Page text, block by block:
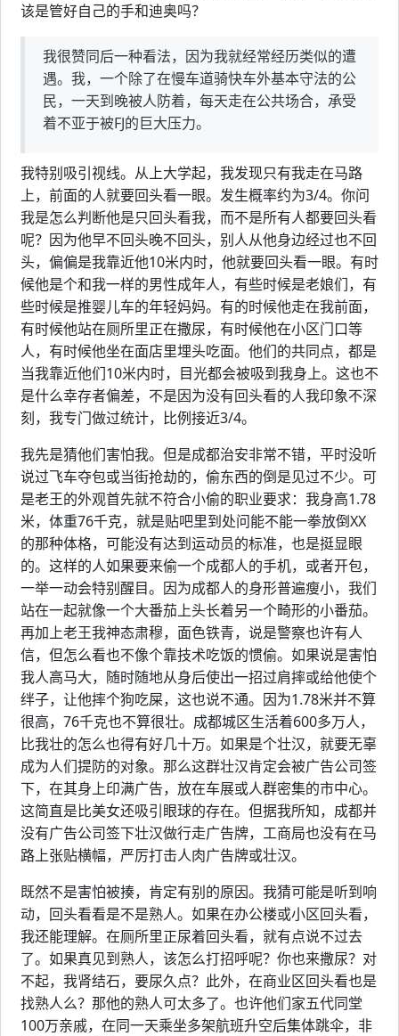
该是管好自己的手和迪奥吗？
我很赞同后一种看法，因为我就经常经历类似的遭
遇。我，一个除了在慢车道骑快车外基本守法的公
民，一天到晚被人防着，每天走在公共场合，承受
着不亚于被FJ的巨大压力。
我特别吸引视线。从上大学起，我发现只有我走在马路
上，前面的人就要回头看一眼。发生概率约为3/4。你问
我是怎么判断他是只回头看我，而不是所有人都要回头看
呢？因为他早不回头晚不回头，别人从他身边经过也不回
头，偏偏是我靠近他10米内时，他就要回头看一眼。有时
候他是个和我一样的男性成年人，有些时候是老娘们，有
些时候是推婴儿车的年轻妈妈。有的时候他走在我前面，
有时候他站在厕所里正在撒尿，有时候他在小区门口等
人，有时候他坐在面店里埋头吃面。他们的共同点，都是
当我靠近他们10米内时，目光都会被吸到我身上。这也不
是什么幸存者偏差，不是因为没有回头看的人我印象不深
刻，我专门做过统计，比例接近3/4。
我先是猜他们害怕我。但是成都治安非常不错，平时没听
说过飞车夺包或当街抢劫的，偷东西的倒是见过不少。可
是老王的外观首先就不符合小偷的职业要求：我身高1.78
米，体重76千克，就是贴吧里到处问能不能一拳放倒XX
的那种体格，可能没有达到运动员的标准，也是挺显眼
的。这样的人如果要来偷一个成都人的手机，或者开包，
一举一动会特别醒目。因为成都人的身形普遍瘦小，我们
站在一起就像一个大番茄上头长着另一个畸形的小番茄。
再加上老王我神态肃穆，面色铁青，说是警察也许有人
信，但怎么看也不像个靠技术吃饭的惯偷。如果说是害怕
我人高马大，随时随地从身后使出一招过肩摔或给他使个
绊子，让他摔个狗吃屎，这也说不通。因为1.78米并不算
很高，76千克也不算很壮。成都城区生活着600多万人，
比我壮的怎么也得有好几十万。如果是个壮汉，就要无辜
成为人们提防的对象。那么这群壮汉肯定会被广告公司签
下，在其身上印满广告，放在车展或人群密集的市中心。
这简直是比美女还吸引眼球的存在。但据我所知，成都并
没有广告公司签下壮汉做行走广告牌，工商局也没有在马
路上张贴横幅，严厉打击人肉广告牌或壮汉。
既然不是害怕被揍，肯定有别的原因。我猜可能是听到响
动，回头看看是不是熟人。如果在办公楼或小区回头看，
我还能理解。在厕所里正尿着回头看，就有点说不过去
了。如果真见到熟人，该怎么打招呼呢？你也来撒尿？对
不起，我肾结石，要尿久点？此外，在商业区回头看也是
找熟人么？那他的熟人可太多了。也许他们家五代同堂
100万亲戚，在同一天乘坐多架航班升空后集体跳伞，非